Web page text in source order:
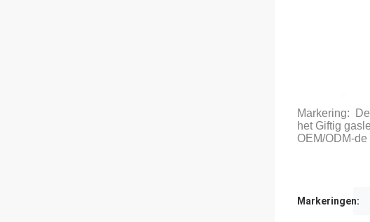
Markering:
het Giftig
OEM/ODM-de
Markeringen: